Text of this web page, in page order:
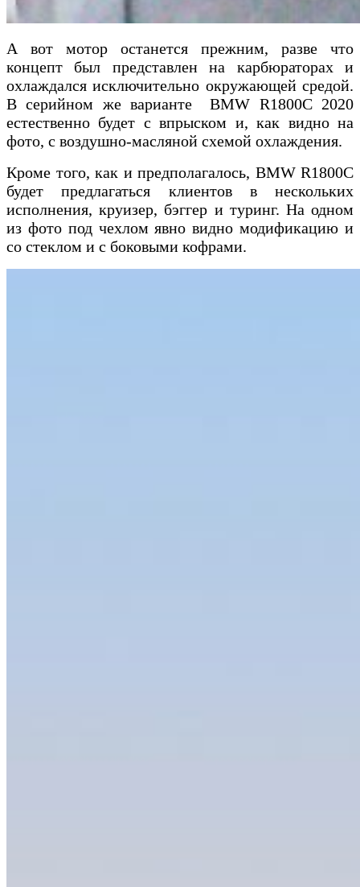
А вот мотор останется прежним, разве что
концепт был представлен на карбюраторах и
охлаждался исключительно окружающей средой.
В серийном же варианте BMW R1800C 2020
естественно будет с впрыском и, как видно на
фото, с воздушно-масляной схемой охлаждения.
Кроме того, как и предполагалось, BMW R1800C
будет предлагаться клиентов в нескольких
исполнения, круизер, бэггер и туринг. На одном
из фото под чехлом явно видно модификацию и
со стеклом и с боковыми кофрами.